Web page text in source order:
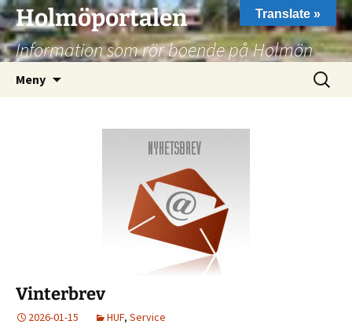
Hoppa
till
innehåll
Holmöportalen
Information som rör boende på Holmön
Meny
Sök
efter:
Vinterbrev
2026-01-15 HUF, Service
Translate »